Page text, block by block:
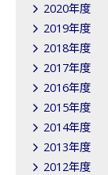
2020年度
2019年度
2018年度
2017年度
2016年度
2015年度
2014年度
2013年度
2012年度